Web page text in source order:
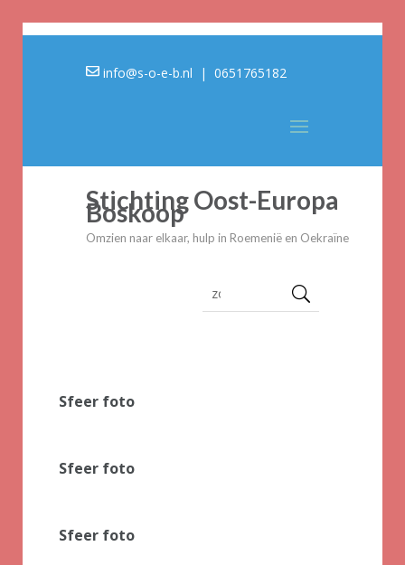
info@s-o-e-b.nl | 0651765182
Stichting Oost-Europa
Boskoop
Omzien naar elkaar, hulp in Roemenië en Oekraïne
Sfeer foto
Sfeer foto
Sfeer foto